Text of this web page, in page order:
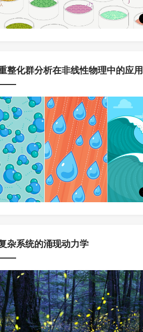
整化群分析在非线性物理中的应用
杂系统的涌现动力学